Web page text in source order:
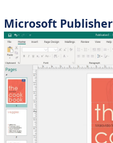
Microsoft Publisher